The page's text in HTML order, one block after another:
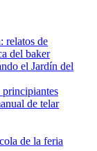
relatos de
del baker
el Jardín del
principiantes
de telar
de la feria